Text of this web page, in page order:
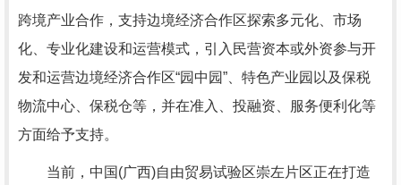
跨境产业合作，支持边境经济合作区探索多元化、市场
化、专业化建设和运营模式，引入民营资本或外资参与开
发和运营边境经济合作区“园中园”、特色产业园以及保税
物流中心、保税仓等，并在准入、投融资、服务便利化等
方面给予支持。
当前，中国(广西)自由贸易试验区崇左片区正在打造